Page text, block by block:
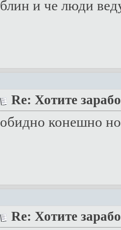
блин и че люди
Re: Хотите
обидно конешно
Re: Хотите